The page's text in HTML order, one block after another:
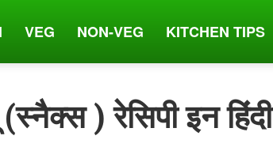
VEG NON-VEG KITCHEN TIPS
) रेसिपी इन हिंदी